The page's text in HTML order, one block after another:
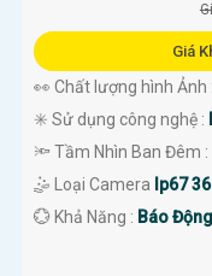
Giá
👀 Chất lượng hình Ảnh :
✳️ Sử dụng công nghệ :
🔦 Tầm Nhìn Ban Đêm :
🤹 Loại Camera Ip67
️💮 Khả Năng : Báo